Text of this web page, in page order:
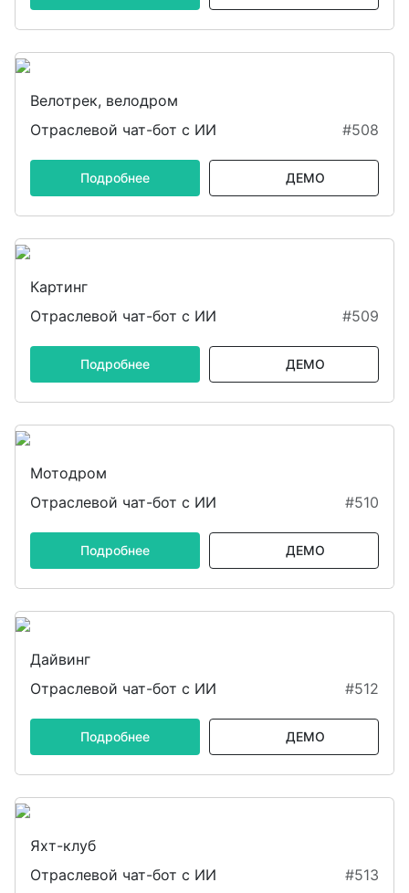
Велотрек, велодром
Отраслевой чат-бот с ИИ
#508
Подробнее ДЕМО
Картинг
Отраслевой чат-бот с ИИ
#509
Подробнее ДЕМО
Мотодром
Отраслевой чат-бот с ИИ
#510
Подробнее ДЕМО
Дайвинг
Отраслевой чат-бот с ИИ
#512
Подробнее ДЕМО
Яхт-клуб
Отраслевой чат-бот с ИИ
#513